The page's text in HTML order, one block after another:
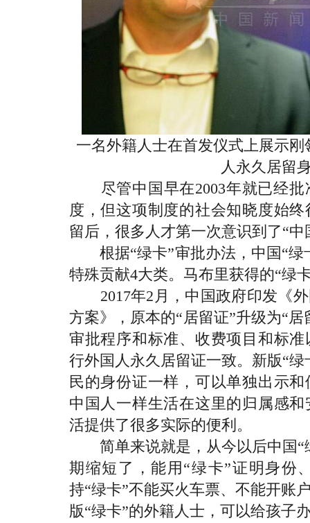
一名外籍人士在首发仪式上展示
人永久居留
尽管中国早在2003年就已经批
度，但这项制度的社会知晓度始
留后，很多人才第一次意识到了“
根据“绿卡”审批办法，中国“绿
特殊贡献4大类。马布里获得的“绿
2017年2月，中国政府印发《外
方案》，原本的“居留证”升级为“
审批程序和标准、收费项目和标
行外国人永久居留证一致。新版“
民的身份证一样，可以单独出示
中国人一样生活在这里的归属感
活提供了很多实际的便利。
简单来说就是，从今以后中国“
期缩短了，能用“绿卡”证明身份
持“绿卡”不能买火车票、不能开账
版“绿卡”的外籍人士，可以给孩子